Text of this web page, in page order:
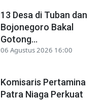
13 Desa di Tuban dan
Bojonegoro Bakal
Gotong...
06 Agustus 2026 16:00
Komisaris Pertamina
Patra Niaga Perkuat